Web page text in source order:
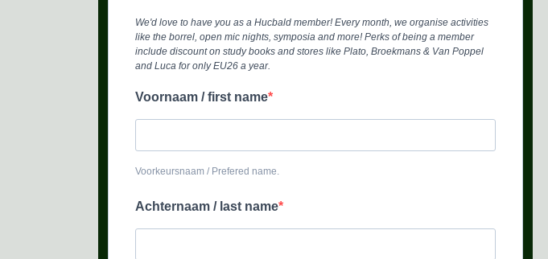
We'd love to have you as a Hucbald member! Every month, we organise activities
like the borrel, open mic nights, symposia and more! Perks of being a member
include discount on study books and stores like Plato, Broekmans & Van Poppel
and Luca for only EU26 a year.
Voornaam / first name
Voorkeursnaam / Prefered name.
Achternaam / last name